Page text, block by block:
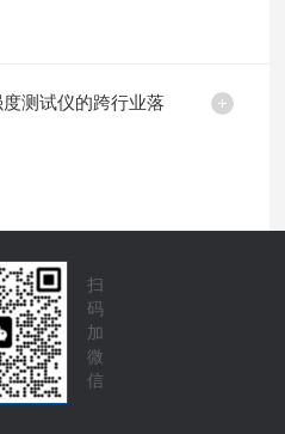
测试仪的跨行业落
扫
码
加
微
信